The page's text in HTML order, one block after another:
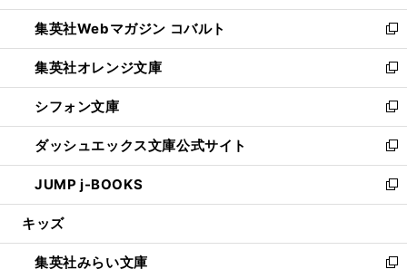
開
く
ウ
で
開
く
ン
ド
ウ
で
開
く
ウ
ィ
ン
ド
ウ
で
開
く
集英社Webマガジン コバルト
新
し
い
ウ
ィ
ン
ド
ウ
で
開
集英社オレンジ文庫
新
し
い
ウ
ィ
ン
ド
ウ
開
く
シフォン文庫
新
し
い
ウ
ィ
ン
ウ
で
ダッシュエックス文庫公式サイト
新
し
い
ウ
ン
ド
JUMP j-BOOKS
新
し
ウ
ィ
キッズ
集英社みらい文庫
新